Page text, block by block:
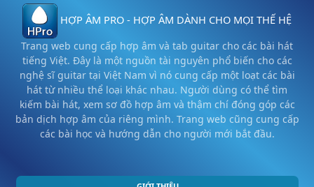
HỢP ÂM PRO - HỢP ÂM DÀNH CHO MỌI THẾ HỆ
Trang web cung cấp hợp âm và tab guitar cho các bài hát
tiếng Việt. Đây là một nguồn tài nguyên phổ biến cho các
nghệ sĩ guitar tại Việt Nam vì nó cung cấp một loạt các bài
hát từ nhiều thể loại khác nhau. Người dùng có thể tìm
kiếm bài hát, xem sơ đồ hợp âm và thậm chí đóng góp các
bản dịch hợp âm của riêng mình. Trang web cũng cung cấp
các bài học và hướng dẫn cho người mới bắt đầu.